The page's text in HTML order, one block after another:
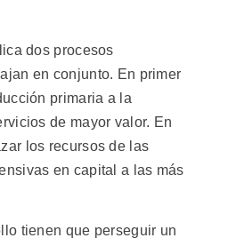
dos procesos
en conjunto. En primer
primaria a la
de mayor valor. En
los recursos de las
en capital a las más
tienen que perseguir un